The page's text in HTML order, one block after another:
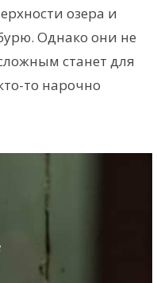
озера и
Однако они не
станет для
то нарочно